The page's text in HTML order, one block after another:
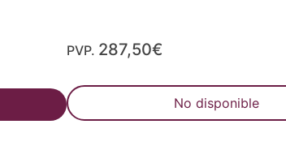
PVP. 287,50€
No disponible